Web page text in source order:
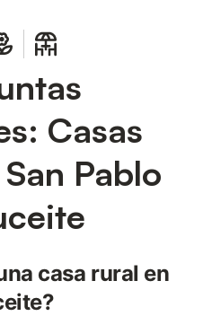
Casas
Pablo
casa rural en